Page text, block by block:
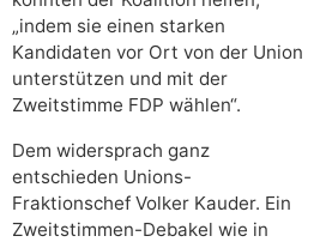
„indem sie einen starken
Kandidaten vor Ort von der Union
unterstützen und mit der
Zweitstimme FDP wählen“.
Dem widersprach ganz
entschieden Unions-
Fraktionschef Volker Kauder. Ein
Zweitstimmen-Debakel wie in